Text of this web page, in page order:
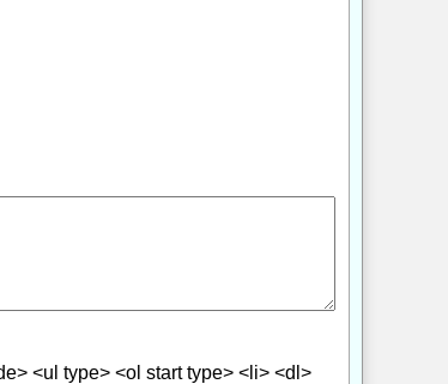
<ul type> <ol start type> <li> <dl>